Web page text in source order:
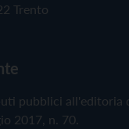
Trento
pubblici all'editoria
2017, n. 70.